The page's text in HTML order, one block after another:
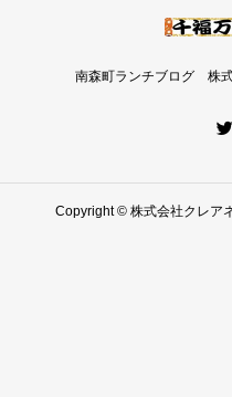
南森町ランチブログ 株
Copyright © 株式会社クレア